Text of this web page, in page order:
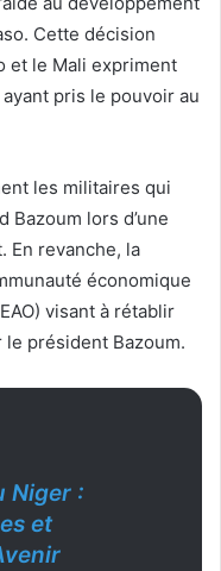
Cette décision
et le Mali expriment
pris le pouvoir au
les militaires qui
lors d’une
En revanche, la
économique
visant à rétablir
président Bazoum.
Niger :
et